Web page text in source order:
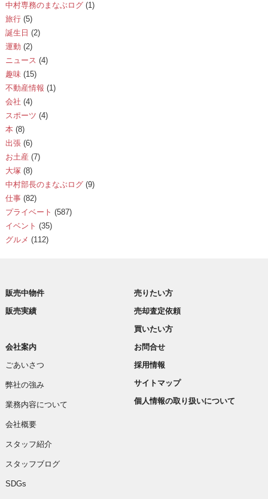
中村専務のまなぶログ(1)
旅行(5)
誕生日 (2)
運動 (2)
ニュース (4)
趣味(15)
不動産情報 (1)
会社 (4)
スポーツ (4)
本(8)
出張(6)
お土産 (7)
大塚(8)
中村部長のまなぶログ(9)
仕事(82)
プライベート (587)
イベント (35)
グルメ (112)
販売中物件
販売実績
売りたい方
売却査定依頼
買いたい方
会社案内
ごあいさつ
弊社の強み
業務内容について
会社概要
スタッフ紹介
スタッフブログ
SDGs
お問合せ
採用情報
サイトマップ
個人情報の取り扱いについて